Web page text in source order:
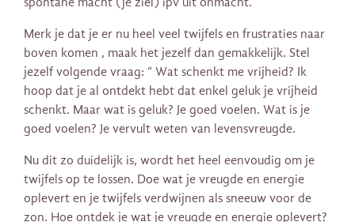
Merk je dat je er nu heel veel twijfels en frustraties naar
boven komen , maak het jezelf dan gemakkelijk. Stel
jezelf volgende vraag: “ Wat schenkt me vrijheid? Ik
hoop dat je al ontdekt hebt dat enkel geluk je vrijheid
schenkt. Maar wat is geluk? Je goed voelen. Wat is je
goed voelen? Je vervult weten van levensvreugde.
Nu dit zo duidelijk is, wordt het heel eenvoudig om je
twijfels op te lossen. Doe wat je vreugde en energie
oplevert en je twijfels verdwijnen als sneeuw voor de
zon. Hoe ontdek je wat je vreugde en energie oplevert?